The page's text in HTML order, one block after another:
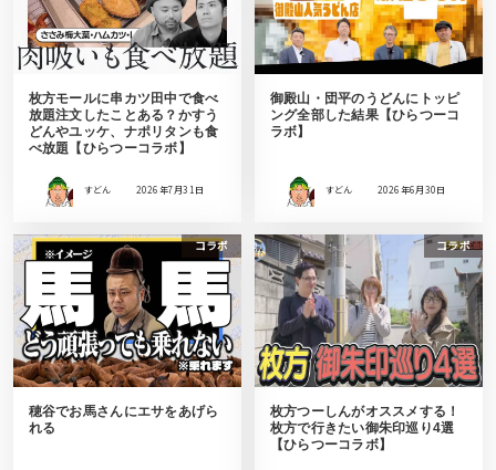
枚方モールに串カツ田中で食べ
放題注文したことある？かすう
どんやユッケ、ナポリタンも食
べ放題【ひらつーコラボ】
すどん 2026年7月31日
御殿山・団平のうどんにトッピ
ング全部した結果【ひらつーコ
ラボ】
すどん 2026年6月30日
コラボ
穂谷でお馬さんにエサをあげら
れる
コラボ
枚方つーしんがオススメする！
枚方で行きたい御朱印巡り4選
【ひらつーコラボ】